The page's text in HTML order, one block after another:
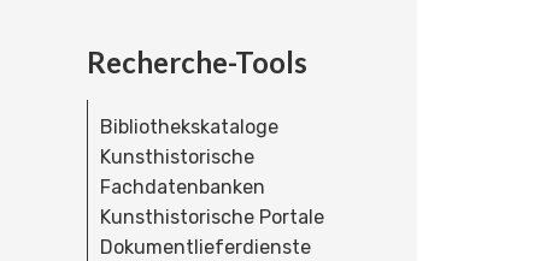
Recherche-Tools
Bibliothekskataloge
Kunsthistorische
Fachdatenbanken
Kunsthistorische Portale
Dokumentlieferdienste